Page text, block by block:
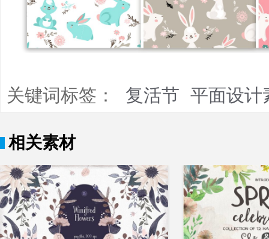
关键词标签： 复活节 平面设计
相关素材